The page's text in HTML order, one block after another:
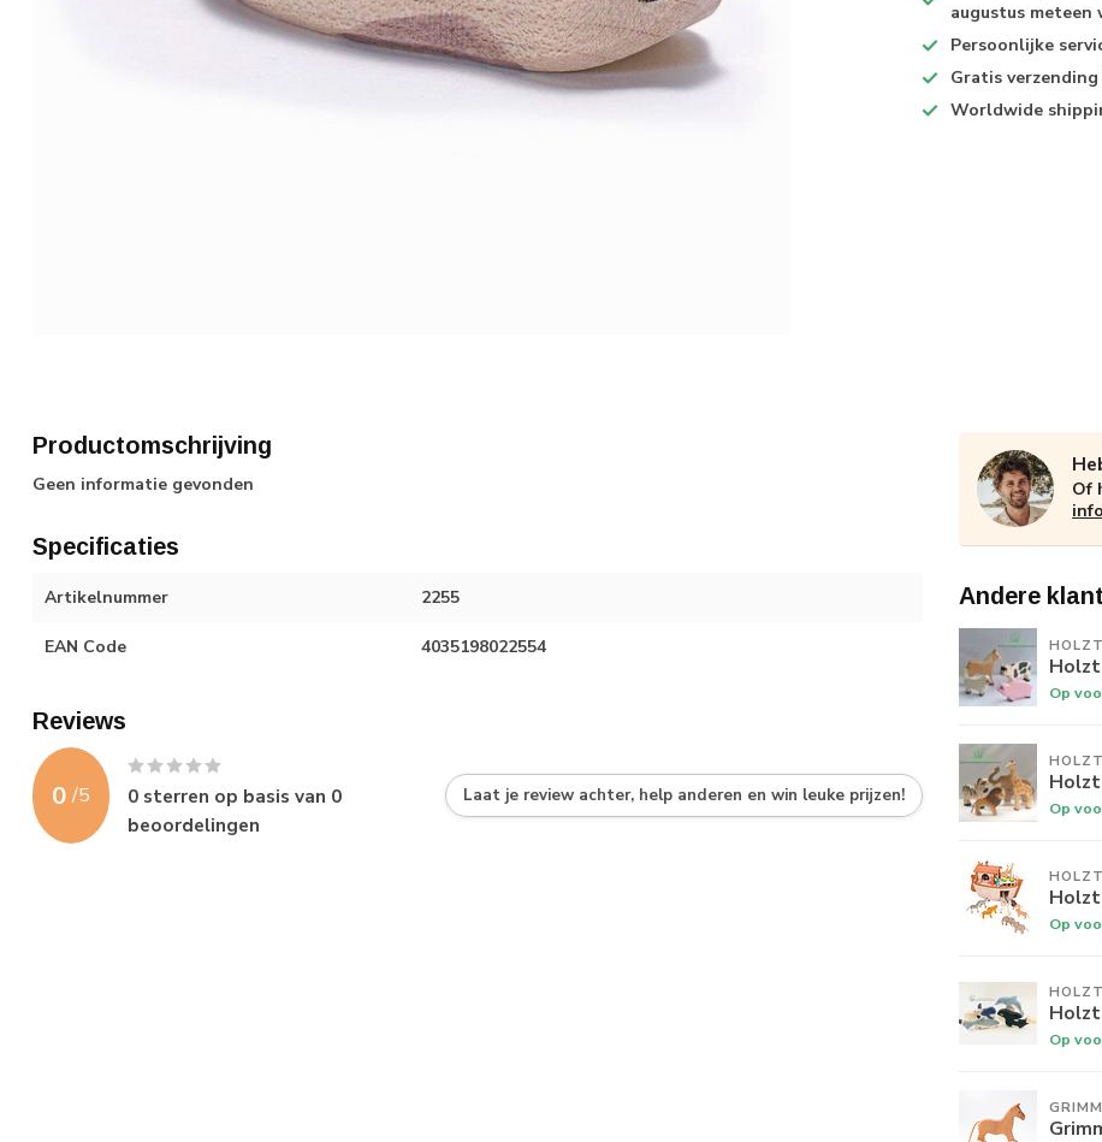
augustus meteen
Persoonlijke
Gratis verzending
Worldwide
Productomschrijving
Geen informatie gevonden
Specificaties
Artikelnummer 2255
EAN Code 4035198022554
Reviews
0 /5 0 sterren op basis van 0
beoordelingen
Laat je review achter, help anderen en win leuke prijzen!
Of
Andere
Op
Op
Op
Op